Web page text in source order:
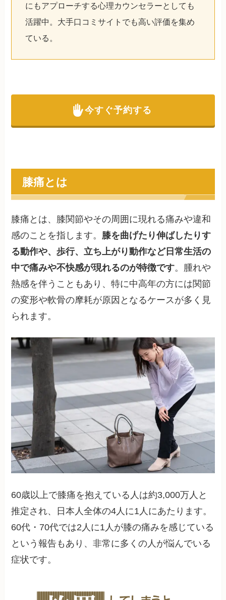
にもアプローチする心理カウンセラーとしても
活躍中。大手口コミサイトでも高い評価を集め
ている。
今すぐ予約する
膝痛とは
膝痛とは、膝関節やその周囲に現れる痛みや違和
感のことを指します。 膝を曲げたり伸ばしたりす
る動作や、歩行、立ち上がり動作など日常生活の
中で痛みや不快感が現れるのが特徴です。腫れや
熱感を伴うこともあり、特に中高年の方には関節
の変形や軟骨の摩耗が原因となるケースが多く見
られます。
60歳以上で膝痛を抱えている人は約3,000万人と
推定され、日本人全体の4人に1人にあたります。
60代・70代では2人に1人が膝の痛みを感じている
という報告もあり、非常に多くの人が悩んでいる
症状です。